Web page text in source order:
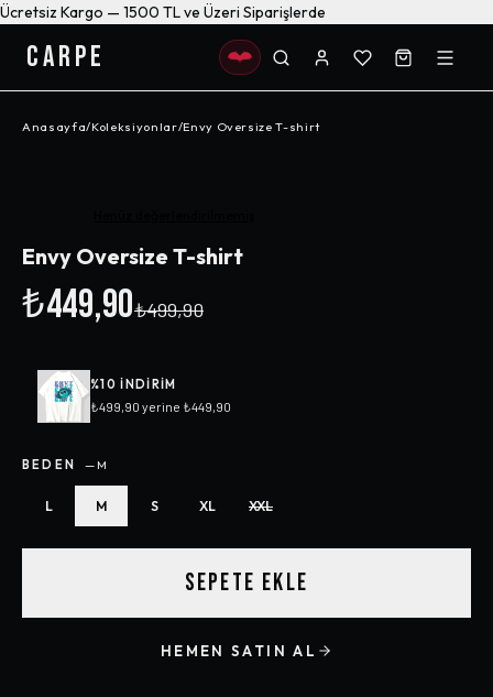
Ücretsiz Kargo — 1500 TL ve Üzeri Siparişlerde
CARPE
Anasayfa/Koleksiyonlar/Envy Oversize T-shirt
Envy Oversize T-shirt
₺449,90₺499,90
%10 INDIRIM
₺499,90 yerine ₺449,90
BEDEN — M
L M S XL XXL
SEPETE EKLE
HEMEN SATIN AL